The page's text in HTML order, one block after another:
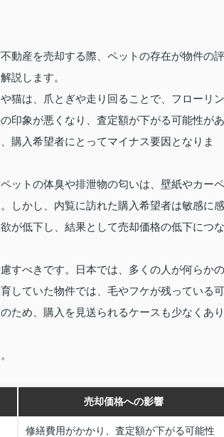
動産を売却する際、ペットの存在が物件の評
説します。
猫は、爪とぎや走り回ることで、フローリン
印象が悪くなり、査定額が下がる可能性があ
購入希望者にとってマイナス要因となりま
ットの体臭や排泄物の匂いは、壁紙やカーペ
しかし、内覧に訪れた購入希望者は敏感に感
が低下し、結果として売却価格の低下につな
すべきです。日本では、多くの人が何らかの
していた物件では、毛やフケが残っている可
ため、購入を見送られるケースも少なくあり
売却価格への影響
修繕費用がかかり、査定額が下がる可能性